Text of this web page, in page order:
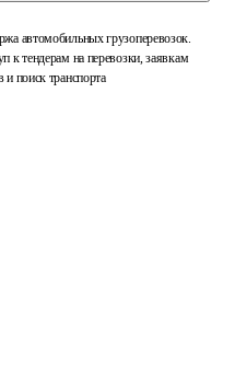
автомобильных грузоперевозок.
к тендерам на перевозки, заявкам
и поиск транспорта